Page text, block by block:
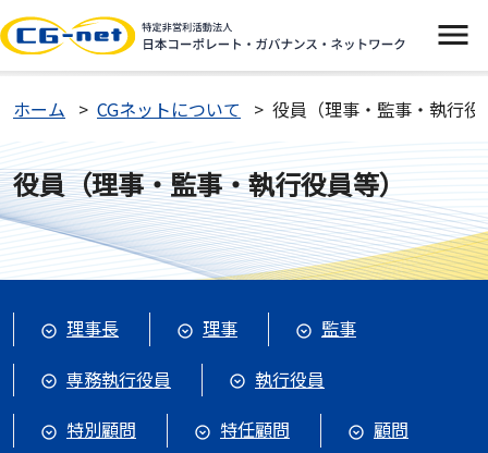
イベント
ニュース
CGネットについて
お問い合わせ
入会案内
ホーム CGネットについて 役員（理事・監事・執行役
役員（理事・監事・執行役員等）
理事長 理事
監事
専務執行役員
執行役員
特別顧問
特任顧問
顧問